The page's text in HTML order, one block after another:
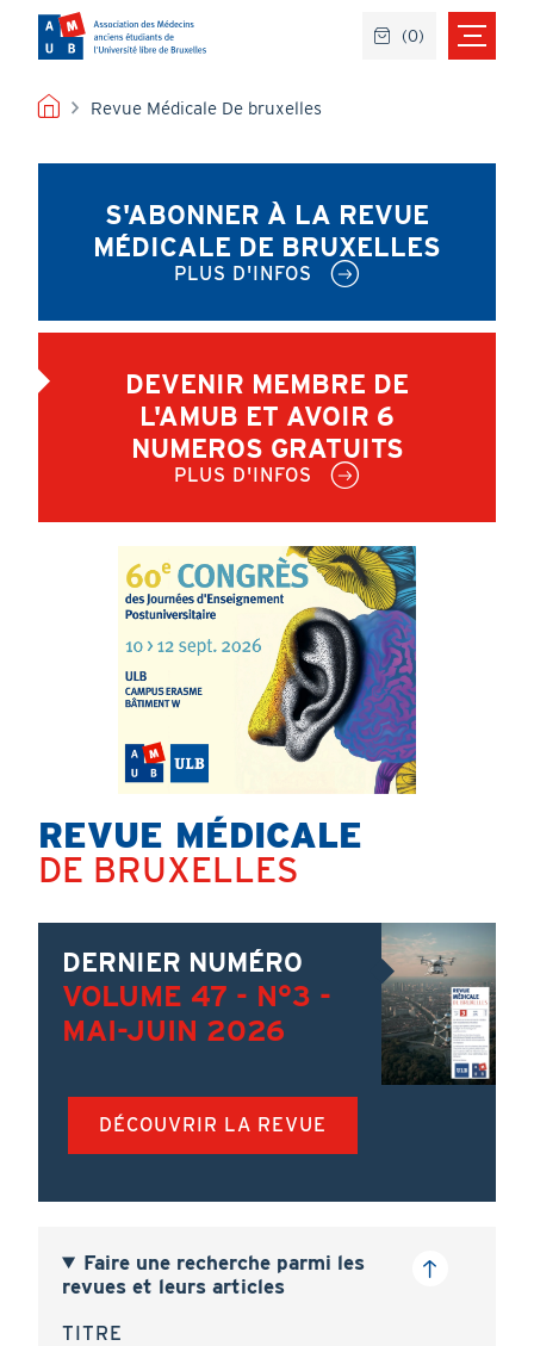
contenu
principal
FIL
Revue Médicale De bruxelles
Titre
REVUE MÉDICALE
DE BRUXELLES
DERNIER NUMÉRO
VOLUME 47 - N°3 -
MAI-JUIN 2026
DÉCOUVRIR LA REVUE
Image
Faire une recherche parmi les
revues et leurs articles
TITRE
S'ABONNER À LA REVUE
MÉDICALE DE BRUXELLES
PLUS D'INFOS
DEVENIR MEMBRE DE
L'AMUB ET AVOIR 6
NUMEROS GRATUITS
PLUS D'INFOS
(0)